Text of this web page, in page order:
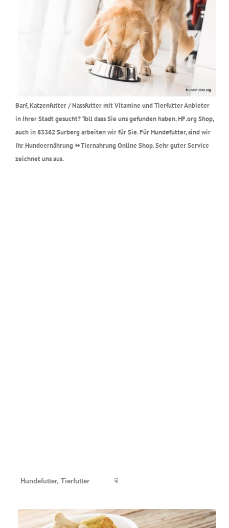
Barf, Katzenfutter / Nassfutter mit Vitamine und Tierfutter Anbieter
in Ihrer Stadt gesucht? Toll dass Sie uns gefunden haben. HF.org Shop,
auch in 83362 Surberg arbeiten wir für Sie. Für Hundefutter, sind wir
Ihr Hundeernährung ⏩Tiernahrung Online Shop. Sehr guter Service
zeichnet uns aus.
Hundefutter, Tierfutter ☟